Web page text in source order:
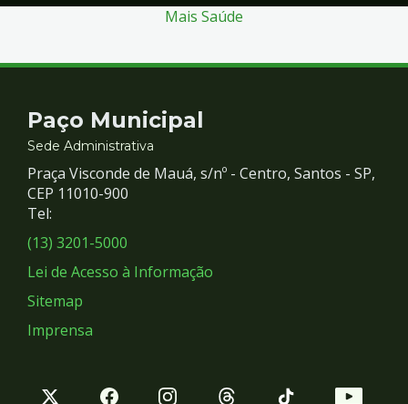
Mais Saúde
Contato
e
Redes
Sociais
Paço Municipal
Sede Administrativa
Praça Visconde de Mauá, s/nº - Centro, Santos - SP,
CEP 11010-900
Tel:
(13) 3201-5000
Lei de Acesso à Informação
Sitemap
Imprensa